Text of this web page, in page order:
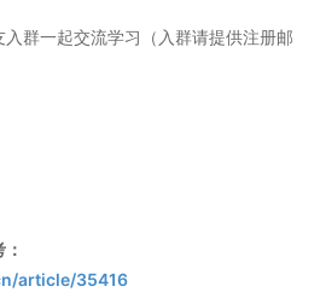
群一起交流学习（入群请提供注册邮
article/35416